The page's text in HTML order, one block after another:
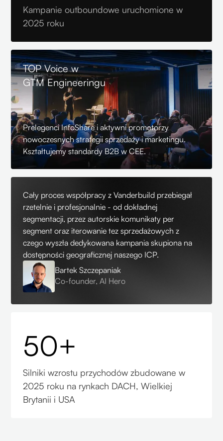
Kampanie outboundowe uruchomione w
2025 roku
TOP Voice w
GTM Engineeringu
Prelegenci InfoShare i aktywni promotorzy
nowoczesnych strategii sprzedaży i marketingu.
Kształtujemy standardy B2B w CEE.
Cały proces współpracy z Vanderbuild przebiegał
rzetelnie i profesjonalnie - od dokładnej
segmentacji, przez autorskie komunikaty per
segment oraz iterowanie tez sprzedażowych z
czego wyszła dedykowana kampania skupiona na
dostępności geograficznej naszego ICP.
Bartek Szczepaniak
Co-founder, AI Hero
50+
Silniki wzrostu przychodów zbudowane w
2025 roku na rynkach DACH, Wielkiej
Brytanii i USA